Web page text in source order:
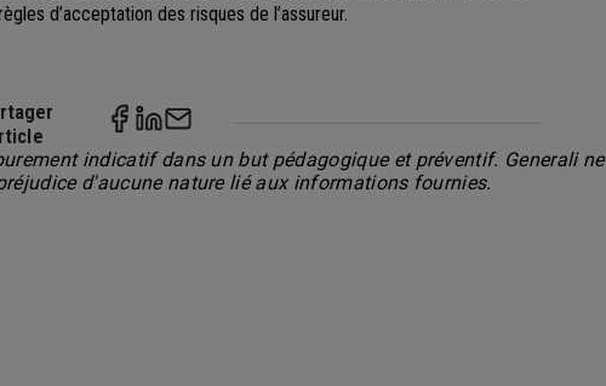
d’acceptation des risques de l’assureur.
indicatif dans un but pédagogique et préventif. Generali ne
d'aucune nature lié aux informations fournies.